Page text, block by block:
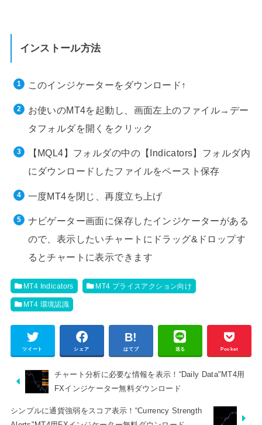
インストール方法
このインジケーターをダウンロード↑
お使いのMT4を起動し、画面左上のファイル→デー
タフォルダを開くをクリック
【MQL4】フォルダの中の【Indicators】フォルダ内
にダウンロードしたファイルをペースト保存
一度MT4を閉じ、再度立ち上げ
ナビゲーター画面に保存したインジケーターがある
ので、表示したいチャートにドラッグ&ドロップす
るとチャートに表示できます
MT4 Indicators MT4 プライスアクション向け
MT4 環境認識
ツイート シェア はてブ 送る Pocket
チャート分析に必要な情報を表示！“Daily Data"MT4用
FXインジケーター無料ダウンロード
シンプルに通貨強弱をスコア表示！“Currency Strength